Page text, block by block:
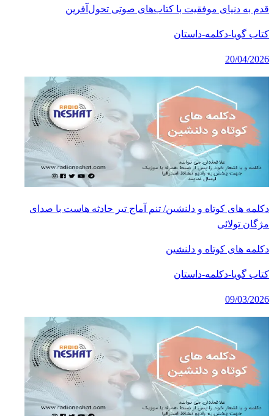
قدم به دنیای موفقیت با کتاب‌های صوتی تحول‌آفرین
کتاب گویا-دکلمه-داستان
20/04/2026
دکلمه های کوتاه و دلنشین/ تنم آماج تیر حادثه هاست با صدای
مژگان تولائی
دکلمه های کوتاه و دلنشین
کتاب گویا-دکلمه-داستان
09/03/2026